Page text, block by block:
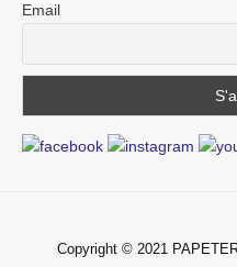
Email
Copyright © 2021